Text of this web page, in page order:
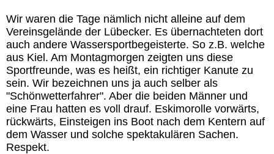
Wir waren die Tage nämlich nicht alleine auf dem
Vereinsgelände der Lübecker. Es übernachteten dort
auch andere Wassersportbegeisterte. So z.B. welche
aus Kiel. Am Montagmorgen zeigten uns diese
Sportfreunde, was es heißt, ein richtiger Kanute zu
sein. Wir bezeichnen uns ja auch selber als
"Schönwetterfahrer". Aber die beiden Männer und
eine Frau hatten es voll drauf. Eskimorolle vorwärts,
rückwärts, Einsteigen ins Boot nach dem Kentern auf
dem Wasser und solche spektakulären Sachen.
Respekt.